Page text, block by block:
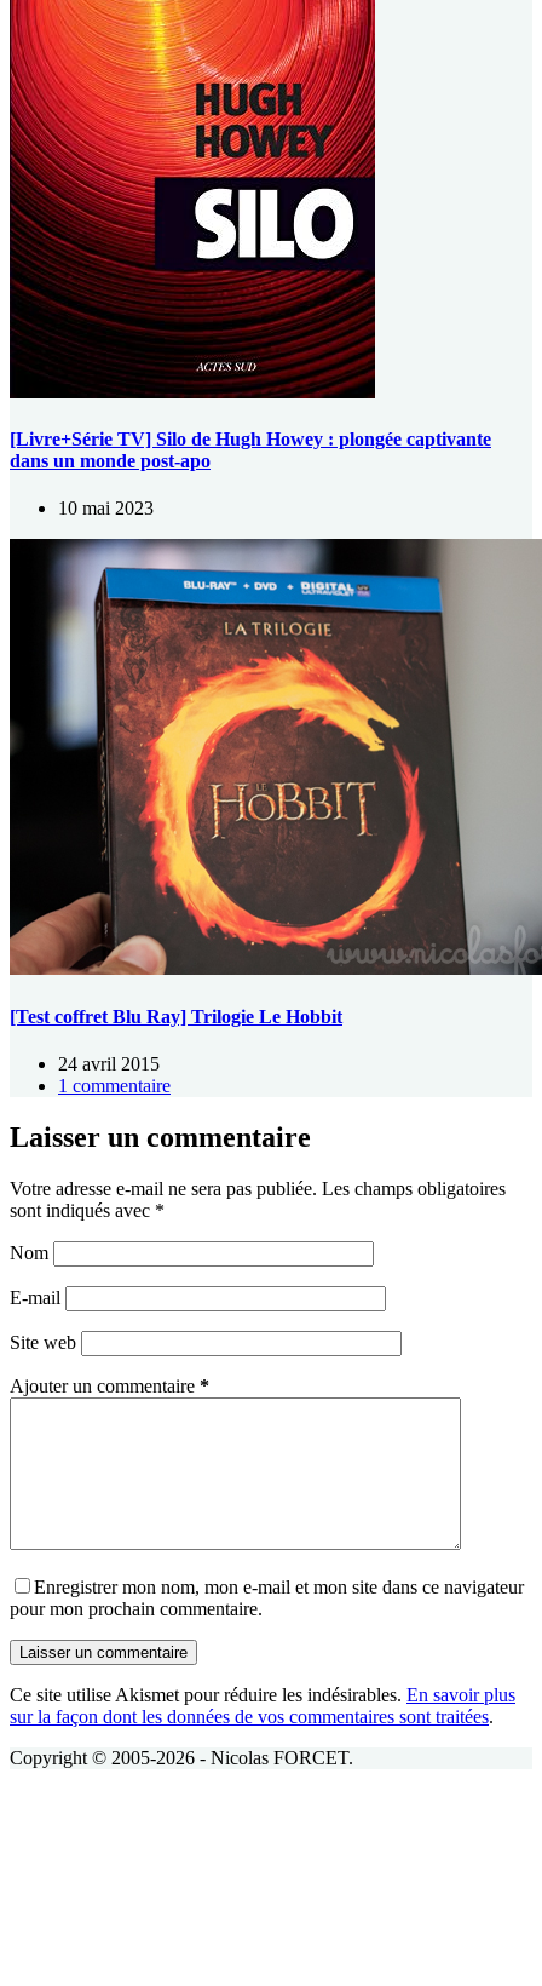
[Livre+Série TV] Silo de Hugh Howey : plongée captivante
dans un monde post-apo
10 mai 2023
[Test coffret Blu Ray] Trilogie Le Hobbit
24 avril 2015
1 commentaire
Laisser un commentaire
Votre adresse e-mail ne sera pas publiée. Les champs obligatoires
sont indiqués avec *
Nom
E-mail
Site web
Ajouter un commentaire *
Enregistrer mon nom, mon e-mail et mon site dans ce navigateur
pour mon prochain commentaire.
Laisser un commentaire
Ce site utilise Akismet pour réduire les indésirables. En savoir plus
sur la façon dont les données de vos commentaires sont traitées.
Copyright © 2005-2026 - Nicolas FORCET.